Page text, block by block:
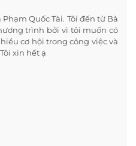
Quốc Tài. Tôi đến từ Bà
trình bởi vì tôi muốn có
cơ hội trong công việc và
xin hết ạ